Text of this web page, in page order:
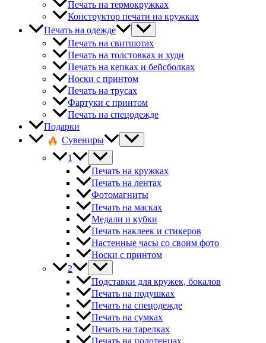
Печать на термокружках
Конструктор печати на кружках
Печать на одежде
Печать на свитшотах
Печать на толстовках и худи
Печать на кепках и бейсболках
Носки с принтом
Печать на трусах
Фартуки с принтом
Печать на спецодежде
Подарки
Сувениры
1
Печать на кружках
Печать на лентах
Фотомагниты
Печать на масках
Медали и кубки
Печать наклеек и стикеров
Настенные часы со своим фото
Носки с принтом
2
Подставки для кружек, бокалов
Печать на подушках
Печать на спецодежде
Печать на сумках
Печать на тарелках
Печать на полотенцах